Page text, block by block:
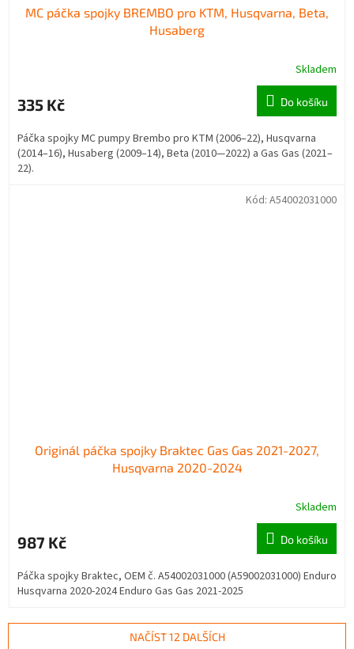
MC páčka spojky BREMBO pro KTM, Husqvarna, Beta,
Husaberg
Skladem
335 Kč Do košíku
Páčka spojky MC pumpy Brembo pro KTM (2006–22), Husqvarna
(2014–16), Husaberg (2009–14), Beta (2010—2022) a Gas Gas (2021–
22).
Originál páčka spojky Braktec Gas Gas 2021-2027,
Husqvarna 2020-2024
Skladem
987 Kč Do košíku
Páčka spojky Braktec, OEM č. A54002031000 (A59002031000) Enduro
Husqvarna 2020-2024 Enduro Gas Gas 2021-2025
Kód: A54002031000
NAČÍST 12 DALŠÍCH